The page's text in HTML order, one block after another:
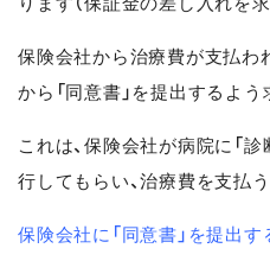
保険会社から治療費が支払わ
から「同意書」を提出するよう
これは、保険会社が病院に「診
行してもらい、治療費を支払
保険会社に「同意書」を提出